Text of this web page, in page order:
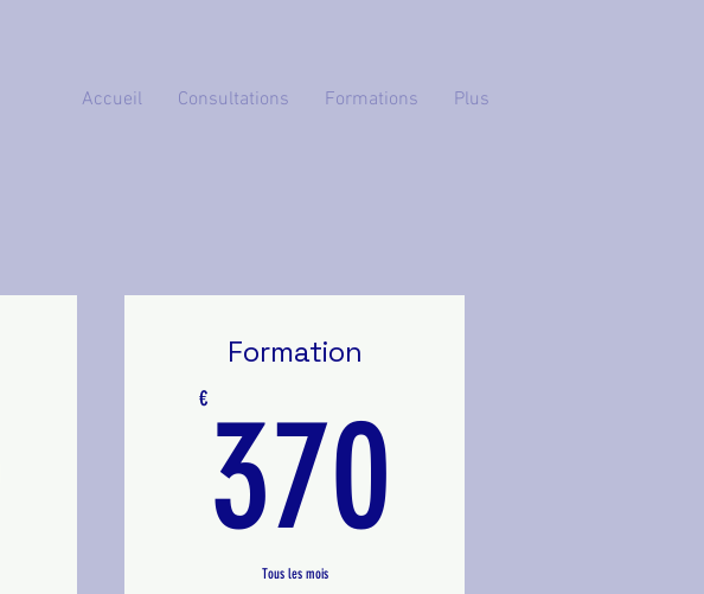
Accueil Consultations Formations Plus
370€
Formation
€ 370
Tous les mois